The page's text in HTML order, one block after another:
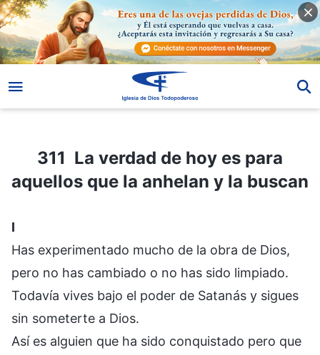
311 La verdad de hoy es para
aquellos que la anhelan y la buscan
I
Has experimentado mucho de la obra de Dios,
pero no has cambiado o no has sido limpiado.
Todavía vives bajo el poder de Satanás y sigues
sin someterte a Dios.
Así es alguien que ha sido conquistado pero que